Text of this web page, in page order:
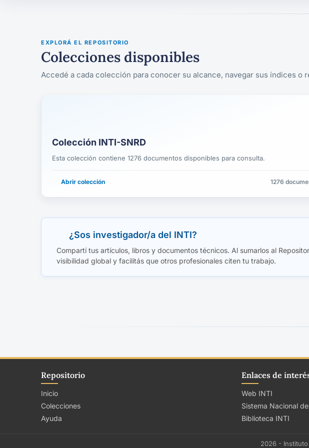
EXPLORÁ EL REPOSITORIO
Colecciones disponibles
Accedé a cada colección para conocer su alcance, navegar sus índices o
Colección INTI-SNRD
Esta colección contiene 1276 documentos disponibles para consulta.
Abrir colección 1276
¿Sos investigador/a del INTI?
Compartí tus artículos, libros y documentos técnicos. Al sumarlos al
visibilidad global y facilitás que otros profesionales citen tu trabajo.
Repositorio
Inicio
Colecciones
Ayuda
Enlaces de
Web INTI
Sistema Nacional
Biblioteca INTI
2026 -